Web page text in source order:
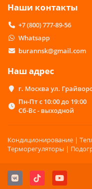
Наши контакты
+7 (800) 777-89-56
Whatsapp
burannsk@gmail.com
Наш адрес
г. Москва ул.
Пн-Пт с 10:00 до 19:00
Сб-Вс - выходной
Кондиционирование |
Терморегуляторы |